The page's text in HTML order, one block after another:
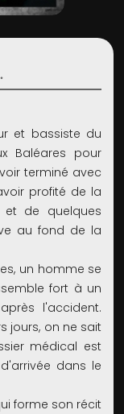
et bassiste du
Baléares pour
terminé avec
profité de la
de quelques
au fond de la
un homme se
fort à un
l'accident.
jours, on ne sait
médical est
dans le
forme son récit